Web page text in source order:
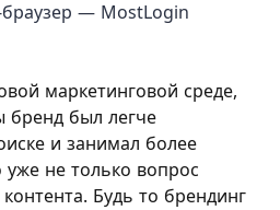
— MostLogin
маркетинговой среде,
бренд был легче
и занимал более
уже не только вопрос
Будь то брендинг